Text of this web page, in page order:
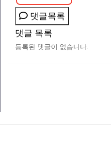
댓글목록
댓글 목록
등록된 댓글이 없습니다.